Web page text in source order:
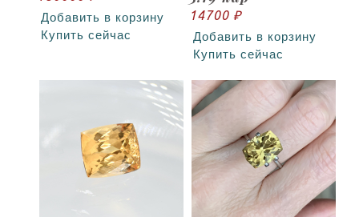
Добавить в корзину
Купить сейчас
14700 ₽
Добавить в корзину
Купить сейчас